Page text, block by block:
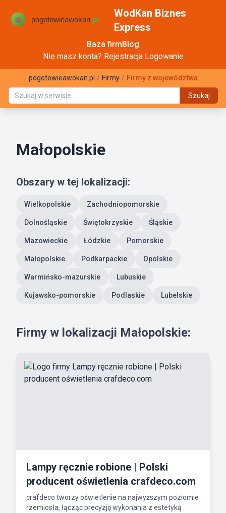
WodKan Biznes
Express
Baza firmBlog
Nie masz konta? Rejestracja Logowanie
pogotowieawokan.pl / Firmy / Firmy z województwa
Szukaj
Małopolskie
Obszary w tej lokalizacji:
Wielkopolskie Zachodniopomorskie
Dolnośląskie Świętokrzyskie Śląskie
Mazowieckie Łódzkie Pomorskie
Małopolskie Podkarpackie Opolskie
Warmińsko-mazurskie Lubuskie
Kujawsko-pomorskie Podlaskie Lubelskie
Firmy w lokalizacji Małopolskie:
Lampy ręcznie robione | Polski
producent oświetlenia crafdeco.com
crafdeco tworzy oświetlenie na najwyższym poziomie
rzemiosła, łącząc precyzję wykonania z estetyką